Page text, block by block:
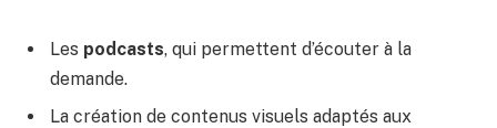
Les podcasts, qui permettent d’écouter à la
demande.
La création de contenus visuels adaptés aux